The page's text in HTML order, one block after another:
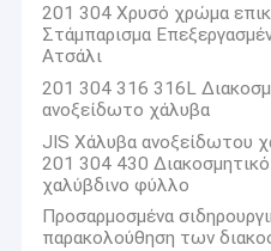
201 304 Χρυσό χρώμα
Στάμπαρισμα
Ατσάλι
201 304 316 316L
ανοξείδωτο χάλυβα
JIS Χάλυβα ανοξείδωτου
201 304 430
χαλύβδινο φύλλο
Προσαρμοσμένα
παρακολούθηση των